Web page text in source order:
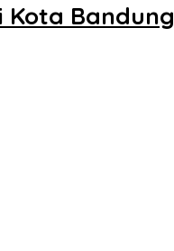
Kota Bandung